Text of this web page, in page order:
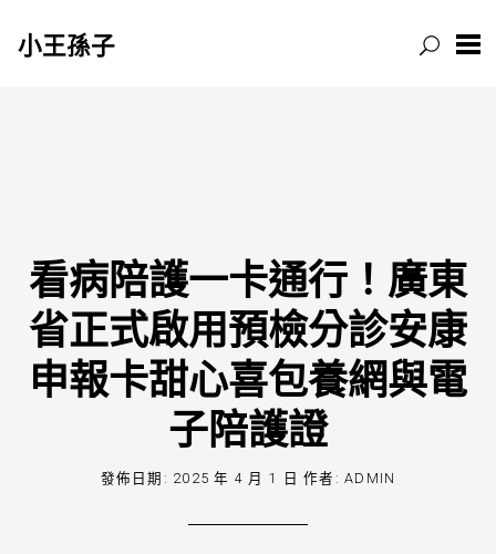
小王孫子
看病陪護一卡通行！廣東
省正式啟用預檢分診安康
申報卡甜心喜包養網與電
子陪護證
發佈日期: 2025 年 4 月 1 日 作者:ADMIN